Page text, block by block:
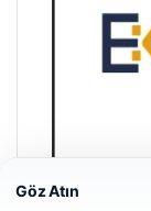
Göz Atın